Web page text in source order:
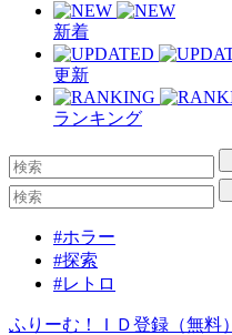
新着
更新
ランキング
#ホラー
#探索
#レトロ
ふりーむ！ＩＤ登録（無料）